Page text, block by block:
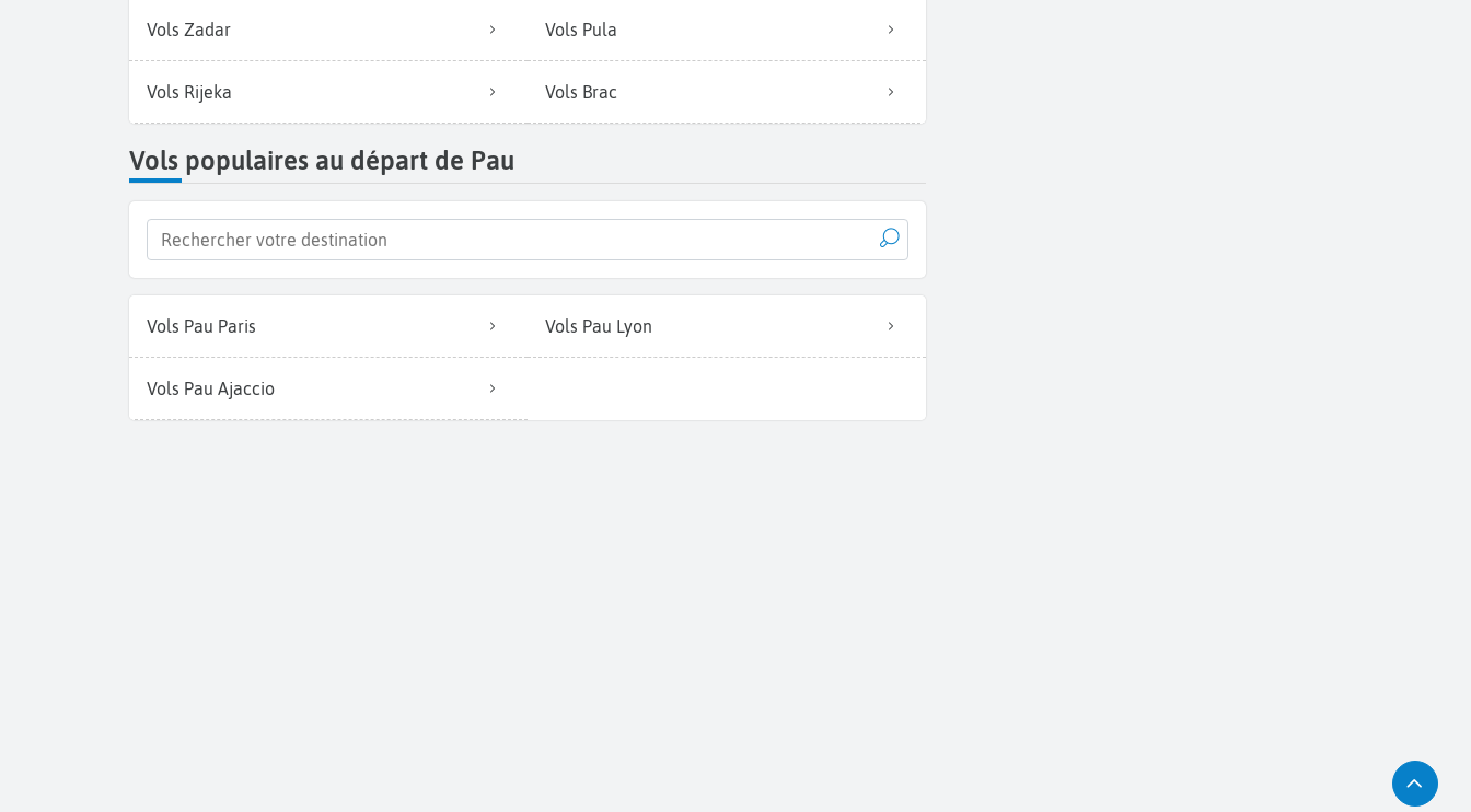
Vols Zadar Vols Pula
Vols Rijeka Vols Brac
Vols populaires au départ de Pau
Vols Pau Paris Vols Pau Lyon
Vols Pau Ajaccio